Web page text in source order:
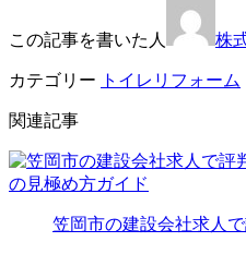
この記事を書いた人 株
カテゴリー トイレリフォーム
関連記事
笠岡市の建設会社求人